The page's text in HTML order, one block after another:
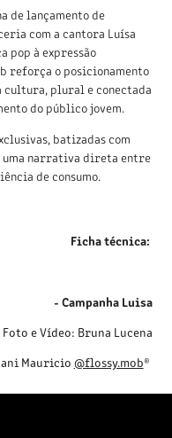
de lançamento de
com a cantora Luísa
pop à expressão
reforça o posicionamento
cultura, plural e conectada
do público jovem.
batizadas com
uma narrativa direta entre
de consumo.
Ficha técnica:
- Campanha Luisa
Foto e Vídeo: Bruna Lucena
Mauricio @flossy.mob®